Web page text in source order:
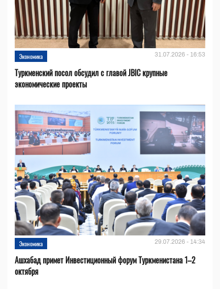
Экономика 31.07.2026 - 16:53
Туркменский посол обсудил с главой JBIC крупные
экономические проекты
Экономика 29.07.2026 - 14:34
Ашхабад примет Инвестиционный форум Туркменистана 1–2
октября